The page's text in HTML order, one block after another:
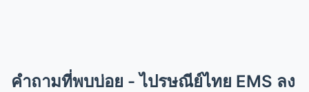
คำถามที่พบบ่อย - ไปรษณีย์ไทย EMS ลง